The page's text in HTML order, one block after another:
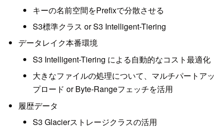
キーの名前空間をPrefixで分散させる
S3標準クラス or S3 Intelligent-Tiering
データレイク本番環境
S3 Intelligent-Tiering による自動的なコスト最適化
大きなファイルの処理について、マルチパートアッ
プロード or Byte-Rangeフェッチを活用
履歴データ
S3 Glacierストレージクラスの活用